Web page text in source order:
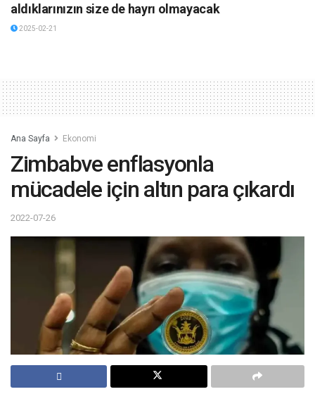
aldıklarınızın size de hayrı olmayacak
2025-02-21
Ana Sayfa Ekonomi
Zimbabve enflasyonla
mücadele için altın para çıkardı
2022-07-26